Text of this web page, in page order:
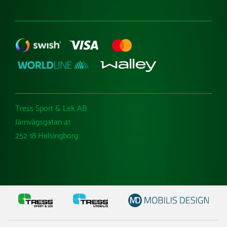
Tress Sport & Lek AB
Järnvägsgatan 41
252 18 Helsingborg